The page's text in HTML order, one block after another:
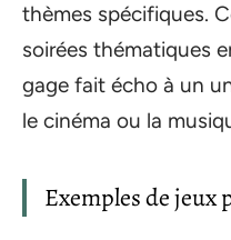
thèmes spécifiques.
soirées thématiques
gage fait écho à un
le cinéma ou la
Exemples de jeux